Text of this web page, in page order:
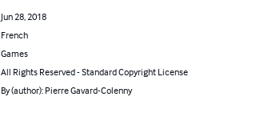
Jun 28, 2018
French
Games
All Rights Reserved - Standard Copyright License
By (author): Pierre Gavard-Colenny